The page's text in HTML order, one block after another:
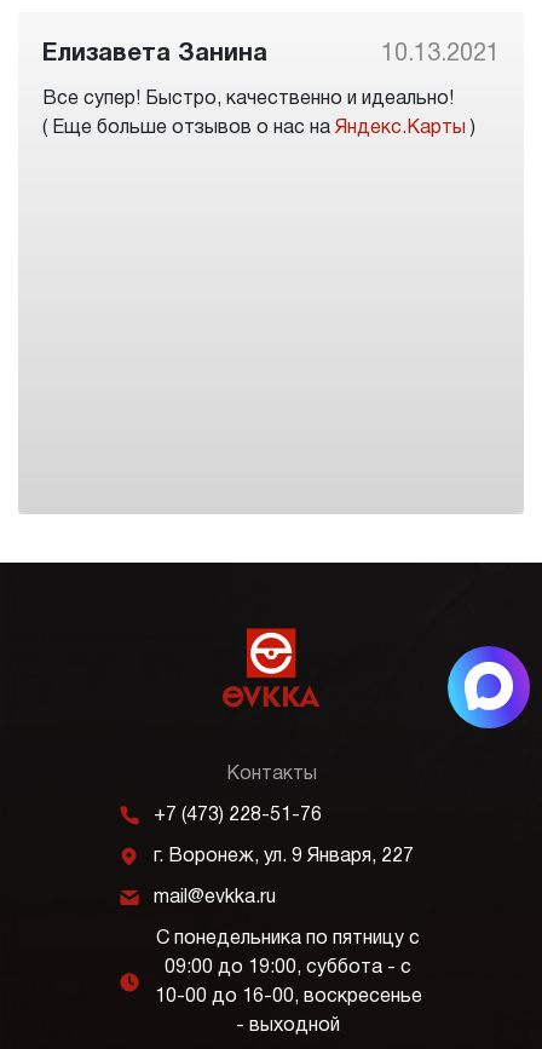
Елизавета Занина 10.13.2021
Все супер! Быстро, качественно и идеально!
( Еще больше отзывов о нас на Яндекс.Карты )
Контакты
m +7 (473) 228-51-76
j г. Воронеж, ул. 9 Января, 227
k mail@evkka.ru
l
С понедельника по пятницу с
09:00 до 19:00, суббота - с
10-00 до 16-00, воскресенье
- выходной